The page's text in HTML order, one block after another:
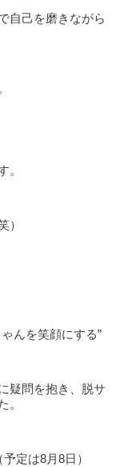
自己を磨きながら
。
）
んを笑顔にする”
疑問を抱き、脱サ
。
定は8月8日）